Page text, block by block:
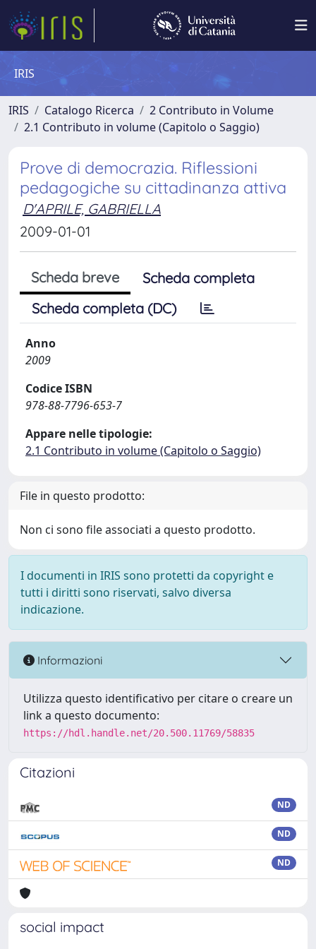
IRIS
IRIS Catalogo Ricerca
2 Contributo in Volume
2.1 Contributo in volume (Capitolo o Saggio)
Prove di democrazia. Riflessioni
pedagogiche su cittadinanza attiva
D'APRILE, GABRIELLA
2009-01-01
Scheda breve
Scheda completa
Scheda completa (DC)
Anno
2009
Codice ISBN
978-88-7796-653-7
Appare nelle tipologie:
2.1 Contributo in volume (Capitolo o Saggio)
File in questo prodotto:
Non ci sono file associati a questo prodotto.
I documenti in IRIS sono protetti da copyright e
tutti i diritti sono riservati, salvo diversa
indicazione.
Informazioni
Utilizza questo identificativo per citare o creare un
link a questo documento:
https://hdl.handle.net/20.500.11769/58835
Citazioni
ND
ND
ND
social impact